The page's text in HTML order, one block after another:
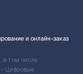
и онлайн-заказ
том числе
Цифровые